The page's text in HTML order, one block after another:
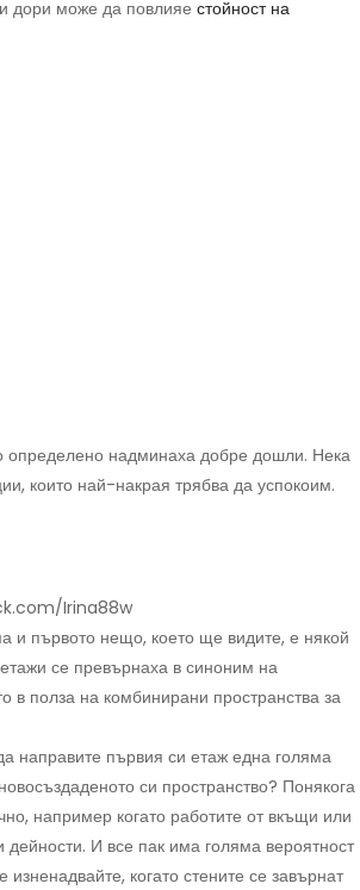
дори може да повлияе стойност на
определено надминаха добре дошли. Нека
които най-накрая трябва да успокоим.
Irina88w
и първото нещо, което ще видите, е някой
се превърнаха в синоним на
в полза на комбинирани пространства за
направите първия си етаж една голяма
си пространство? Понякога
например когато работите от вкъщи или
дейности. И все пак има голяма вероятност
когато стените се завърнат